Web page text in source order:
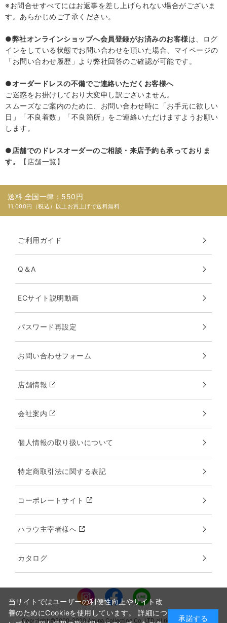
※お問合せすべてにはお返事を差し上げられない場合がございま
す。あらかじめご了承ください。
●弊社オンラインショップへ会員登録がお済みのお客様は、ログ
インをしている状態でお問い合わせを頂いた場合、マイページの
「お問い合わせ履歴」より弊社回答のご確認が可能です。
●オーダードレスの不備でご連絡いただくお客様へ
ご迷惑をお掛けしており大変申し訳ございません。
スムーズなご案内のために、お問い合わせ時に「お手元に欲しい
日」「不良着数」「不良箇所」をご連絡いただけますようお願い
します。
● 店舗でのドレスオーダーのご相談・来店予約も承っておりま
す。
【 店舗一覧】
送料 全国一律：550円
11,000円（税込）以上お買上げで送料無料
ご利用ガイド
Q＆A
ECサイト説明動画
パスワード再設定
お問い合わせフォーム
店舗情報
会社案内
個人情報の取り扱いについて
特定商取引法に関する表記
コーポレートサイト
ハラウ主宰者様へ
カタログ
Copyright:©2000-2020 Amina Collection Co.,LTD all rights reserved.
当サイトではユーザーの利便性向上やサイト改
善のためにCookieを使用しています。 詳細につ
承諾する